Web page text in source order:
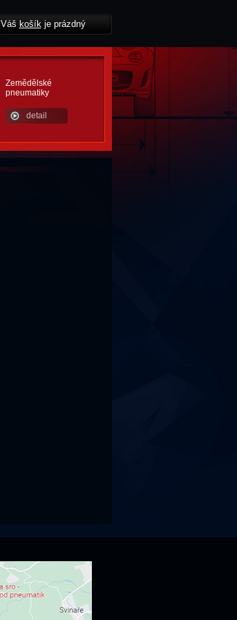
Váš košíkje prázdný
Zemědělské
pneumatiky
detail